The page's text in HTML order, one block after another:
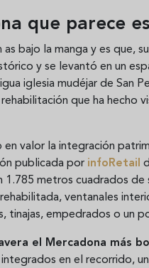
que parece
bajo la manga y es que,
y se levantó en un
iglesia mudéjar de San
que ha hecho
en valor la integración
publicada por infoRetail
metros cuadrados de
ventanales
tinajas, empedrados o un
el Mercadona más
en el recorrido,